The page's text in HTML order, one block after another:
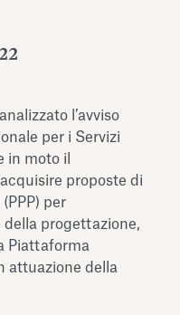
l’avviso
per i Servizi
in moto il
proposte di
per
della progettazione,
Piattaforma
attuazione della